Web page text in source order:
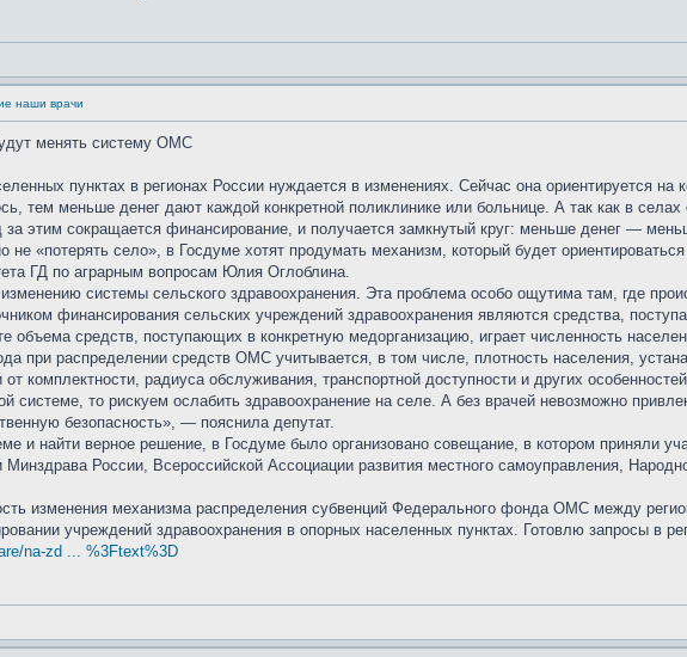
наши врачи
менять систему ОМС
пунктах в регионах России нуждается в изменениях. Сейчас она ориентируется
тем меньше денег дают каждой конкретной поликлинике или больнице. А так как в
этим сокращается финансирование, и получается замкнутый круг: меньше денег —
не «потерять село», в Госдуме хотят продумать механизм, который будет
ГД по аграрным вопросам Юлия Оглоблина.
системы сельского здравоохранения. Эта проблема особо ощутима там, где
финансирования сельских учреждений здравоохранения являются средства,
объема средств, поступающих в конкретную медорганизацию, играет численность
при распределении средств ОМС учитывается, в том числе, плотность населения,
от комплектности, радиуса обслуживания, транспортной доступности и других
системе, то рискуем ослабить здравоохранение на селе. А без врачей невозможно
безопасность», — пояснила депутат.
и найти верное решение, в Госдуме было организовано совещание, в котором приняли
Минздрава России, Всероссийской Ассоциации развития местного самоуправления,
изменения механизма распределения субвенций Федерального фонда ОМС между
учреждений здравоохранения в опорных населенных пунктах. Готовлю запросы в
na-zd ... %3Ftext%3D